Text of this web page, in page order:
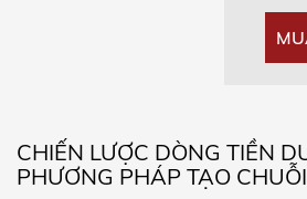
CHIẾN LƯỢC DÒNG TIỀN
PHƯƠNG PHÁP TẠO